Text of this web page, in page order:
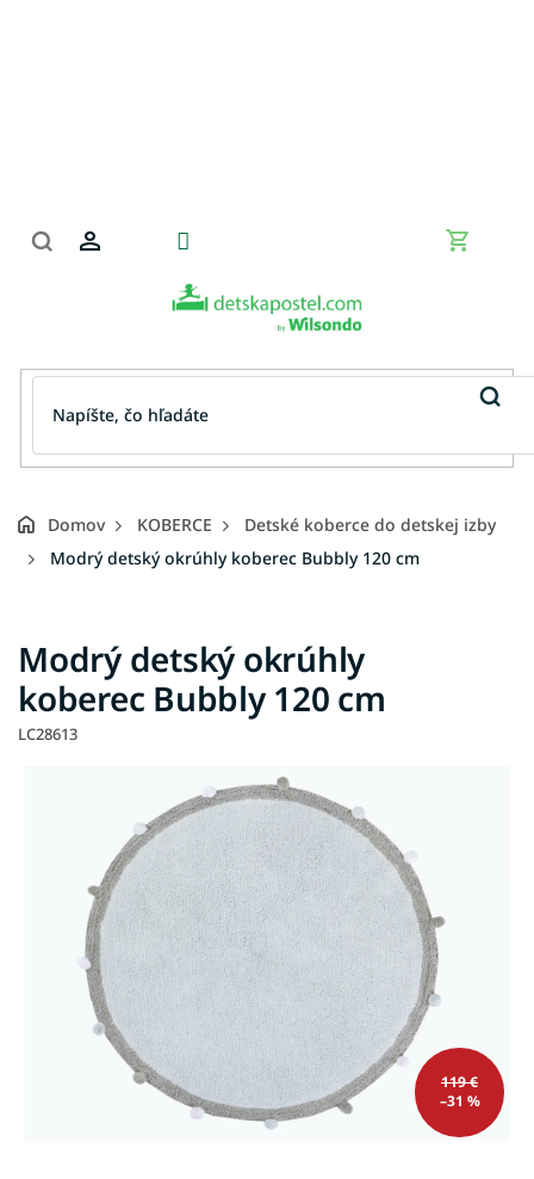
Domov KOBERCE
Detské koberce do detskej izby
Modrý detský okrúhly koberec Bubbly 120 cm
Modrý detský okrúhly
koberec Bubbly 120 cm
LC28613
119 €
–31 %